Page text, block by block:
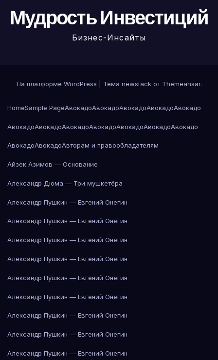
Мудрость Инвестиций
Бизнес-Инсайты
На платформе WordPress Тема newstack от Themeansar.
HomeSample PageАвокадоАвокадоАвокадоАвокадоАвокадо
АвокадоАвокадоАвокадоАвокадоАвокадоАвокадоАвокадо
АвокадоАвокадоАвторам и правообладателям
Айзек Азимов — Основание
Александр Дюма — Три мушкетёра
Александр Пушкин — Евгений Онегин
Александр Пушкин — Евгений Онегин
Александр Пушкин — Евгений Онегин
Александр Пушкин — Евгений Онегин
Александр Пушкин — Евгений Онегин
Александр Пушкин — Евгений Онегин
Александр Пушкин — Евгений Онегин
Александр Пушкин — Евгений Онегин
Александр Пушкин — Евгений Онегин